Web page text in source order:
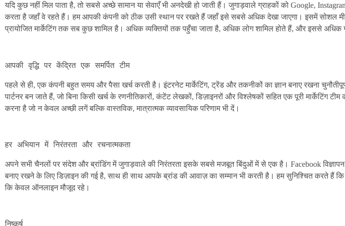
यदि कुछ नहीं मिल पाता है, तो सबसे अच्छे सामान या सेवाएँ भी अनदेखी हो जाती हैं। जुगाड़वाले ग्राहकों को Google,
करता है जहाँ वे रहते हैं। हम आपकी कंपनी को ठीक उसी स्थान पर रखते हैं जहाँ इसे सबसे अधिक देखा जाएगा। इसमें सोशल
प्रायोजित मार्केटिंग तक सब कुछ शामिल है। अधिक व्यक्तियों तक पहुँचा जाता है, अधिक लोग शामिल होते हैं, और इससे अधिक
पहले से ही, एक कंपनी बहुत समय और पैसा खर्च करती है। इंटरनेट मार्केटिंग, ट्रेंड और तकनीकों का ज्ञान बनाए रखना
पार्टनर बन जाते हैं, जो बिना किसी खर्च के रणनीतिकारों, कंटेंट लेखकों, डिज़ाइनरों और विश्लेषकों सहित एक पूरी मार्केटिंग टीम
करना है जो न केवल अच्छी लगें बल्कि वास्तविक, मात्रात्मक व्यावसायिक परिणाम भी दें।
अपने सभी चैनलों पर संदेश और ब्रांडिंग में जुगाड़वाले की निरंतरता इसके सबसे मजबूत बिंदुओं में से एक है। Facebook
बनाए रखने के लिए डिज़ाइन की गई है, साथ ही साथ आपके ब्रांड की आवाज़ का सम्मान भी करती है। हम सुनिश्चित करते
कि केवल ऑनलाइन मौजूद रहे।